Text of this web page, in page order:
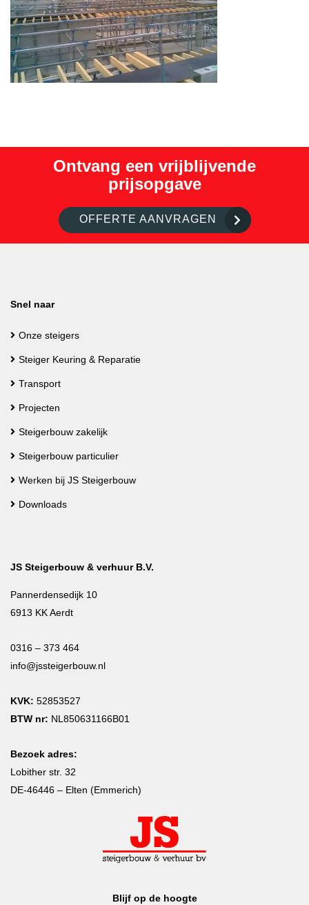
Ontvang een vrijblijvende
prijsopgave
OFFERTE AANVRAGEN
Snel naar
Onze steigers
Steiger Keuring & Reparatie
Transport
Projecten
Steigerbouw zakelijk
Steigerbouw particulier
Werken bij JS Steigerbouw
Downloads
Blijf op de hoogte
JS Steigerbouw & verhuur B.V.
Pannerdensedijk 10
6913 KK Aerdt
0316 – 373 464
info@jssteigerbouw.nl
KVK: 52853527
BTW nr: NL850631166B01
Bezoek adres:
Lobither str. 32
DE-46446 – Elten (Emmerich)